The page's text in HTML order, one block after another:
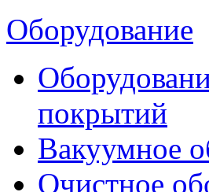
Оборудование
покрытий
Вакуумное
Очистное